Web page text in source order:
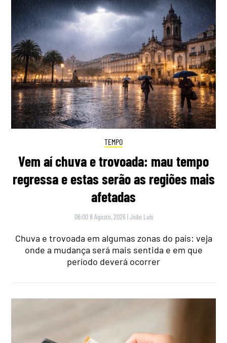
TEMPO
Vem aí chuva e trovoada: mau tempo
regressa e estas serão as regiões mais
afetadas
06:00 8 Agosto, 2026 |João Luís
Chuva e trovoada em algumas zonas do país: veja
onde a mudança será mais sentida e em que
período deverá ocorrer